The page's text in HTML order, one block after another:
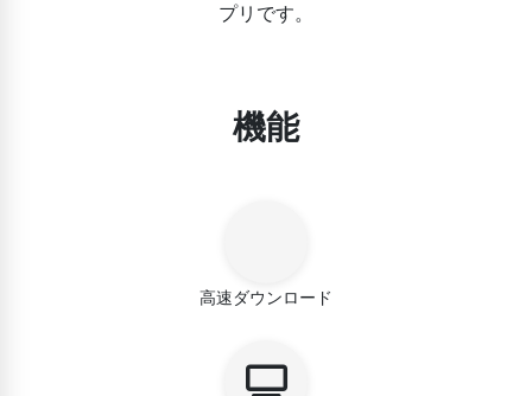
プリです。
機能
高速ダウンロード